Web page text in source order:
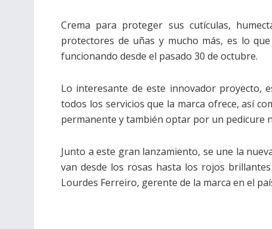
Crema para proteger sus cutículas,
protectores de uñas y mucho más, es lo
funcionando desde el pasado 30 de octubre.
Lo interesante de este innovador proyecto,
todos los servicios que la marca ofrece, así
permanente y también optar por un pedicure
Junto a este gran lanzamiento, se une la
van desde los rosas hasta los rojos
Lourdes Ferreiro, gerente de la marca en el